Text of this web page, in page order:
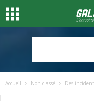
Accueil Non classé Des